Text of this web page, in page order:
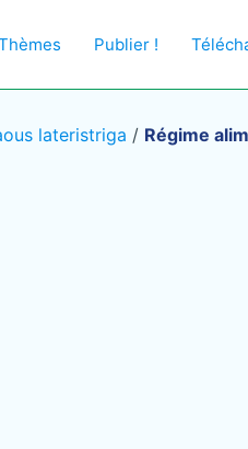
Publier !
lateristriga / Régime